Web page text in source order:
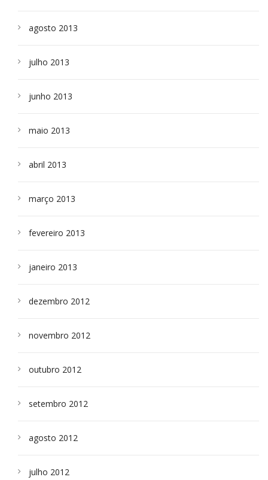
agosto 2013
julho 2013
junho 2013
maio 2013
abril 2013
março 2013
fevereiro 2013
janeiro 2013
dezembro 2012
novembro 2012
outubro 2012
setembro 2012
agosto 2012
julho 2012